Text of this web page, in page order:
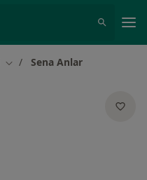
Şehir değiştir
Sena Anlar